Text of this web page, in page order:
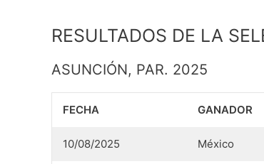
RESULTADOS DE LA
ASUNCIÓN, PAR. 2025
FECHA GANADOR
10/08/2025 México